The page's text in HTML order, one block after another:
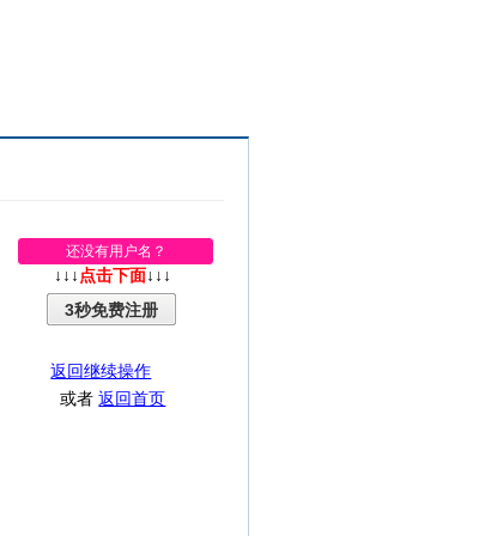
还没有用户名？
↓↓↓ 点击下面 ↓↓↓
3秒免费注册
返回继续操作
或者返回首页